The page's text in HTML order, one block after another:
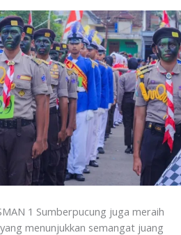
1 Sumberpucung juga meraih
menunjukkan semangat juang